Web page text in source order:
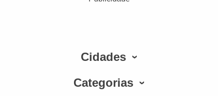
Cidades
Categorias